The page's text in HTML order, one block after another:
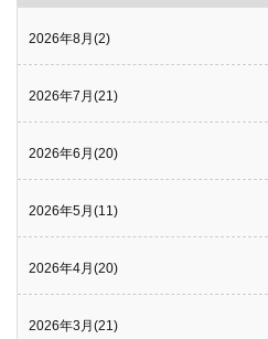
2026年8月(2)
2026年7月(21)
2026年6月(20)
2026年5月(11)
2026年4月(20)
2026年3月(21)